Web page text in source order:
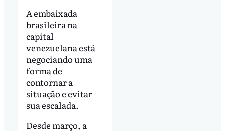
A embaixada
brasileira na
capital
venezuelana está
negociando uma
forma de
contornar a
situação e evitar
sua escalada.
Desde março, a